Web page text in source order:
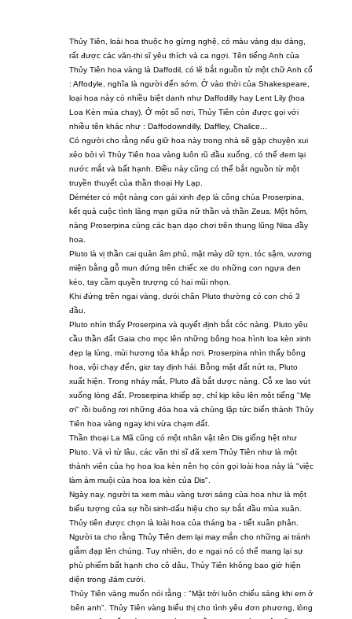
Thủy Tiên, loài hoa thuộc họ gừng nghệ, có màu vàng dịu dàng,
rất được các văn-thi sĩ yêu thích và ca ngợi. Tên tiếng Anh của
Thủy Tiên hoa vàng là Daffodil, có lẽ bắt nguồn từ một chữ Anh cổ
: Affodyle, nghĩa là người đến sớm. Ở vào thời của Shakespeare,
loại hoa này có nhiều biệt danh như Daffodilly hay Lent Lily (hoa
Loa Kèn mùa chay). Ở một số nơi, Thủy Tiên còn được gọi với
nhiều tên khác như : Daffodowndilly, Daffley, Chalice...
Có người cho rằng nếu giữ hoa này trong nhà sẽ gặp chuyện xui
xẻo bởi vì Thủy Tiên hoa vàng luôn rũ đầu xuống, có thể đem lại
nước mắt và bất hạnh. Điều này cũng có thể bắt nguồn từ một
truyền thuyết của thần thoại Hy Lạp.
Déméter có một nàng con gái xinh đẹp là công chúa Proserpina,
kết quả cuộc tình lãng mạn giữa nữ thần và thần Zeus. Một hôm,
nàng Proserpina cùng các bạn dạo chơi trên thung lũng Nisa đầy
hoa.
Pluto là vị thần cai quản âm phủ, mặt mày dữ tợn, tóc sậm, vương
miện bằng gỗ mun đứng trên chiếc xe do những con ngựa đen
kéo, tay cầm quyền trượng có hai mũi nhọn.
Khi đứng trên ngai vàng, dưói chân Pluto thường có con chó 3
đầu.
Pluto nhìn thấy Proserpina và quyết định bắt cóc nàng. Pluto yêu
cầu thần đất Gaia cho mọc lên những bông hoa hình loa kèn xinh
đẹp lạ lùng, mùi hương tỏa khắp nơi. Proserpina nhìn thấy bông
hoa, vội chạy đến, giơ tay định hái. Bỗng mặt đất nứt ra, Pluto
xuất hiện. Trong nháy mắt, Pluto đã bắt dược nàng. Cỗ xe lao vút
xuống lòng đất. Proserpina khiếp sợ, chỉ kịp kêu lên một tiếng "Mẹ
ơi" rồi buông rơi những đóa hoa và chúng lập tức biến thành Thủy
Tiên hoa vàng ngay khi vừa chạm đất.
Thần thoại La Mã cũng có một nhân vật tên Dis giống hệt như
Pluto. Và vì từ lâu, các văn thi sĩ đã xem Thủy Tiên như là một
thành viên của họ hoa loa kèn nên họ còn gọi loài hoa này là "việc
làm ám muội của hoa loa kèn của Dis".
Ngày nay, người ta xem màu vàng tươi sáng của hoa như là một
biểu tượng của sự hồi sinh-dấu hiệu cho sự bắt đầu mùa xuân.
Thủy tiên được chọn là loài hoa của tháng ba - tiết xuân phân.
Người ta cho rằng Thủy Tiên đem lại may mắn cho những ai tránh
giẫm đạp lên chúng. Tuy nhiên, do e ngại nó có thể mang lại sự
phù phiếm bất hạnh cho cô dâu, Thủy Tiên không bao giờ hiện
diện trong đám cưới.
Thủy Tiên vàng muốn nói rằng : "Mặt trời luôn chiếu sáng khi em ở
bên anh". Thủy Tiên vàng biểu thị cho tình yêu đơn phương, lòng